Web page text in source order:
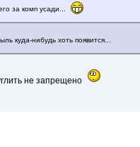
за комп усади...
куда-нибудь хоть появится...
не запрещено